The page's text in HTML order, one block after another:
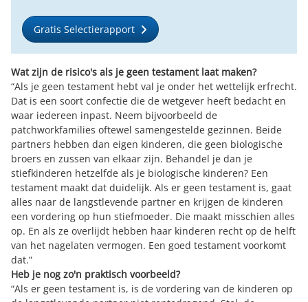
Gratis Selectierapport
Wat zijn de risico's als je geen testament laat maken?
“Als je geen testament hebt val je onder het wettelijk erfrecht.
Dat is een soort confectie die de wetgever heeft bedacht en
waar iedereen inpast. Neem bijvoorbeeld de
patchworkfamilies oftewel samengestelde gezinnen. Beide
partners hebben dan eigen kinderen, die geen biologische
broers en zussen van elkaar zijn. Behandel je dan je
stiefkinderen hetzelfde als je biologische kinderen? Een
testament maakt dat duidelijk. Als er geen testament is, gaat
alles naar de langstlevende partner en krijgen de kinderen
een vordering op hun stiefmoeder. Die maakt misschien alles
op. En als ze overlijdt hebben haar kinderen recht op de helft
van het nagelaten vermogen. Een goed testament voorkomt
dat.”
Heb je nog zo'n praktisch voorbeeld?
“Als er geen testament is, is de vordering van de kinderen op